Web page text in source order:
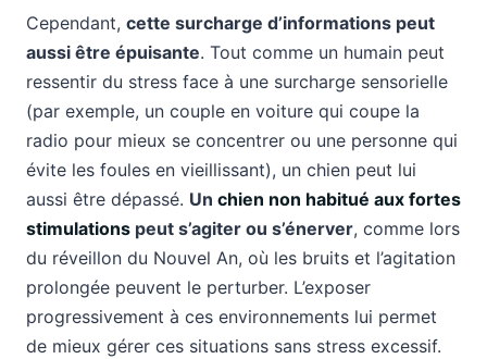
Cependant, cette surcharge d’informations peut
aussi être épuisante. Tout comme un humain peut
ressentir du stress face à une surcharge sensorielle
(par exemple, un couple en voiture qui coupe la
radio pour mieux se concentrer ou une personne qui
évite les foules en vieillissant), un chien peut lui
aussi être dépassé. Un chien non habitué aux fortes
stimulations peut s’agiter ou s’énerver, comme lors
du réveillon du Nouvel An, où les bruits et l’agitation
prolongée peuvent le perturber. L’exposer
progressivement à ces environnements lui permet
de mieux gérer ces situations sans stress excessif.